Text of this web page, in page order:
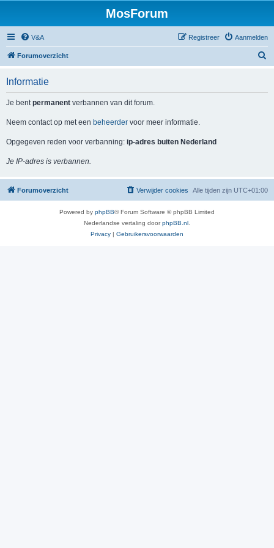
MosForum
V&A Aanmelden
Registreer
Forumoverzicht
Informatie
Je bentpermanent verbannen van dit forum.
Neem contact op met een beheerder voor meer informatie.
Opgegeven reden voor verbanning: ip-adres buiten Nederland
Je IP-adres is verbannen.
Forumoverzicht Alle tijden zijn UTC+01:00
Verwijder cookies
Powered by phpBB® Forum Software © phpBB Limited
Nederlandse vertaling doorphpBB.nl
Privacy | Gebruikersvoorwaarden